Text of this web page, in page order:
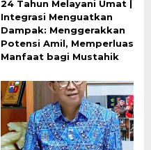
24 Tahun Melayani Umat |
Integrasi Menguatkan
Dampak: Menggerakkan
Potensi Amil, Memperluas
Manfaat bagi Mustahik